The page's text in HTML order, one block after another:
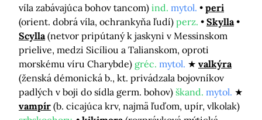
víla zabávajúca bohov tancom) ind. mytol.
peri
(orient. dobrá víla, ochrankyňa ľudí) perz.
Skylla
Scylla (netvor pripútaný k jaskyni v Messinskom
prielive, medzi Sicíliou a Talianskom, oproti
morskému víru Charybde) gréc. mytol.
valkýra
(ženská démonická b., kt. privádzala bojovníkov
padlých v boji do sídla germ. bohov) škand. mytol.
vampír (b. cicajúca krv, najmä ľuďom, upír, vlkolak)